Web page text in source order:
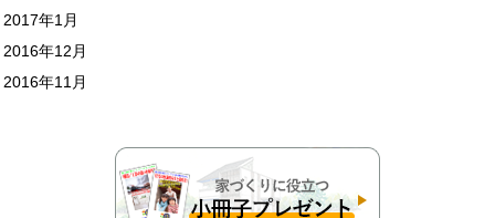
2017年1月
2016年12月
2016年11月